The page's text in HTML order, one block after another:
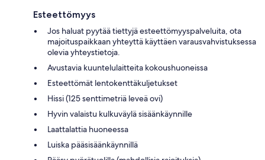
Esteettömyys
Jos haluat pyytää tiettyjä esteettömyyspalveluita, ota
majoituspaikkaan yhteyttä käyttäen varausvahvistuksessa
olevia yhteystietoja.
Avustavia kuuntelulaitteita kokoushuoneissa
Esteettömät lentokenttäkuljetukset
Hissi (125 senttimetriä leveä ovi)
Hyvin valaistu kulkuväylä sisäänkäynnille
Laattalattia huoneessa
Luiska pääsisäänkäynnillä